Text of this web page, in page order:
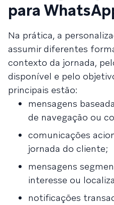
para
Na prática, a
assumir diferentes
contexto da jornada,
disponível e pelo
principais estão:
mensagens
de navegação ou
comunicações
jornada do cliente;
mensagens
interesse ou
notificações